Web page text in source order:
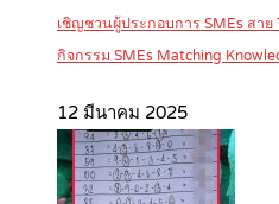
เชิญชวนผู้ประกอบการ SMEs สาย
กิจกรรม SMEs Matching
12 มีนาคม 2025